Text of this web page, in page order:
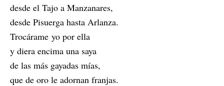
desde el Tajo a Manzanares,
desde Pisuerga hasta Arlanza.
Trocárame yo por ella
y diera encima una saya
de las más gayadas mías,
que de oro le adornan franjas.